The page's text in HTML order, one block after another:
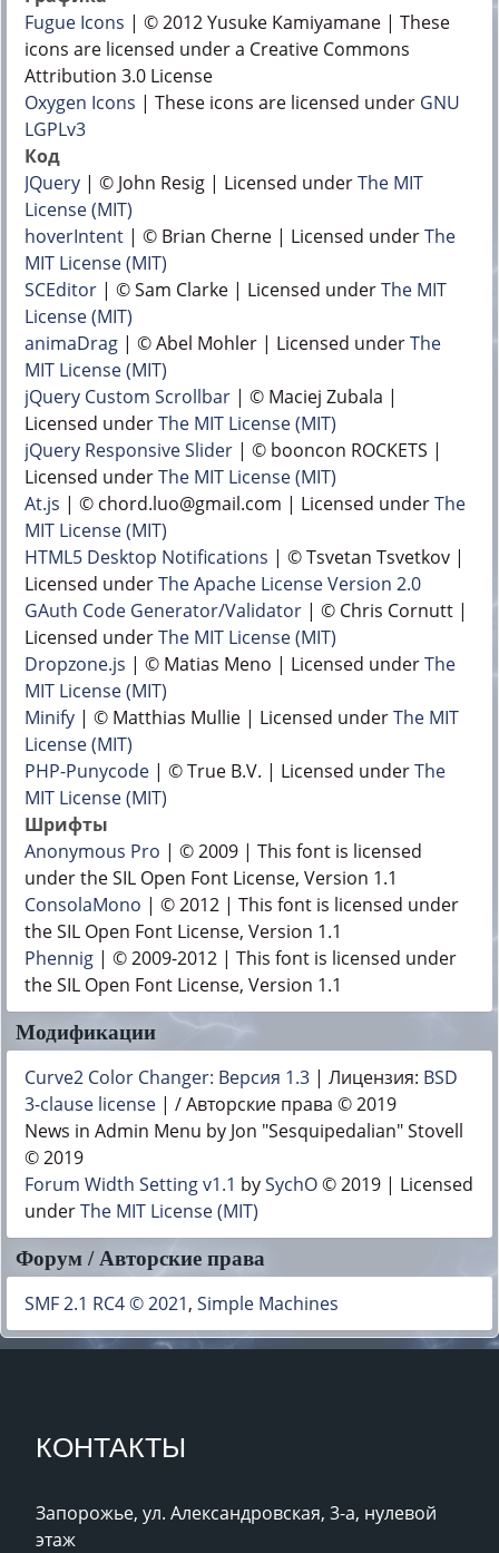
Fugue Icons | © 2012 Yusuke Kamiyamane | These
icons are licensed under a Creative Commons
Attribution 3.0 License
Oxygen Icons | These icons are licensed under GNU
LGPLv3
Код
JQuery | © John Resig | Licensed underThe MIT
License (MIT)
hoverIntent | © Brian Cherne | Licensed underThe
MIT License (MIT)
SCEditor | © Sam Clarke | Licensed underThe MIT
License (MIT)
animaDrag | © Abel Mohler | Licensed underThe
MIT License (MIT)
jQuery Custom Scrollbar | © Maciej Zubala |
Licensed underThe MIT License (MIT)
jQuery Responsive Slider | © booncon ROCKETS |
Licensed underThe MIT License (MIT)
At.js | © chord.luo@gmail.com | Licensed underThe
MIT License (MIT)
HTML5 Desktop Notifications | © Tsvetan Tsvetkov |
Licensed underThe Apache License Version 2.0
GAuth Code Generator/Validator | © Chris Cornutt |
Licensed underThe MIT License (MIT)
Dropzone.js | © Matias Meno | Licensed underThe
MIT License (MIT)
Minify | © Matthias Mullie | Licensed underThe MIT
License (MIT)
PHP-Punycode | © True B.V. | Licensed underThe
MIT License (MIT)
Шрифты
Anonymous Pro | © 2009 | This font is licensed
under the SIL Open Font License, Version 1.1
ConsolaMono | © 2012 | This font is licensed under
the SIL Open Font License, Version 1.1
Phennig | © 2009-2012 | This font is licensed under
the SIL Open Font License, Version 1.1
Модификации
Curve2 Color Changer: Версия 1.3 | Лицензия: BSD
3-clause license | / Авторские права © 2019
News in Admin Menu by Jon "Sesquipedalian" Stovell
© 2019
Forum Width Setting v1.1 bySychO© 2019 | Licensed
underThe MIT License (MIT)
Форум / Авторские права
SMF 2.1 RC4 © 2021, Simple Machines
КОНТАКТЫ
Запорожье, ул. Александровская, 3-а, нулевой
этаж